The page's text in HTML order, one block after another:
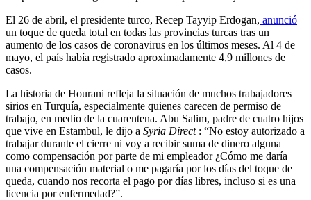
El 26 de abril, el presidente turco, Recep Tayyip Erdogan, anunció
un toque de queda total en todas las provincias turcas tras un
aumento de los casos de coronavirus en los últimos meses. Al 4 de
mayo, el país había registrado aproximadamente 4,9 millones de
casos.
La historia de Hourani refleja la situación de muchos trabajadores
sirios en Turquía, especialmente quienes carecen de permiso de
trabajo, en medio de la cuarentena. Abu Salim, padre de cuatro hijos
que vive en Estambul, le dijo a Syria Direct: “No estoy autorizado a
trabajar durante el cierre ni voy a recibir suma de dinero alguna
como compensación por parte de mi empleador ¿Cómo me daría
una compensación material o me pagaría por los días del toque de
queda, cuando nos recorta el pago por días libres, incluso si es una
licencia por enfermedad?”.